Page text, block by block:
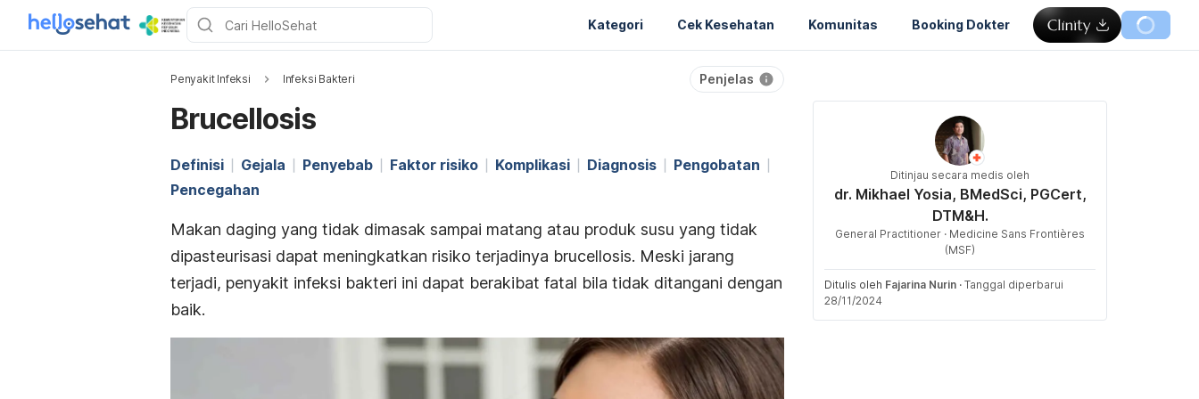
Kategori Cek Kesehatan Komunitas Booking Dokter
Penyakit Infeksi Infeksi Bakteri Penjelas
Brucellosis
Definisi Gejala Penyebab Faktor risiko Komplikasi Diagnosis
Pengobatan
Pencegahan
Makan daging yang tidak dimasak sampai matang atau produk susu yang tidak
dipasteurisasi dapat meningkatkan risiko terjadinya brucellosis. Meski jarang
terjadi, penyakit infeksi bakteri ini dapat berakibat fatal bila tidak ditangani dengan
baik.
Ditinjau secara medis oleh
dr. Mikhael Yosia, BMedSci, PGCert,
DTM&H.
General Practitioner · Medicine Sans Frontières
(MSF)
Ditulis oleh Fajarina Nurin · Tanggal diperbarui
28/11/2024